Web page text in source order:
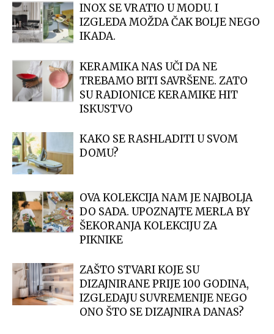
INOX SE VRATIO U MODU. I
IZGLEDA MOŽDA ČAK BOLJE NEGO
IKADA.
KERAMIKA NAS UČI DA NE
TREBAMO BITI SAVRŠENE. ZATO
SU RADIONICE KERAMIKE HIT
ISKUSTVO
KAKO SE RASHLADITI U SVOM
DOMU?
OVA KOLEKCIJA NAM JE NAJBOLJA
DO SADA. UPOZNAJTE MERLA BY
ŠEKORANJA KOLEKCIJU ZA
PIKNIKE
ZAŠTO STVARI KOJE SU
DIZAJNIRANE PRIJE 100 GODINA,
IZGLEDAJU SUVREMENIJE NEGO
ONO ŠTO SE DIZAJNIRA DANAS?